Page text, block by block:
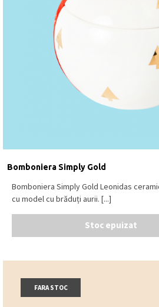
Bomboniera Simply Gold
Bomboniera Simply Gold Leonidas
cu model cu brăduți aurii. [...]
Stoc epuizat
FARA STOC